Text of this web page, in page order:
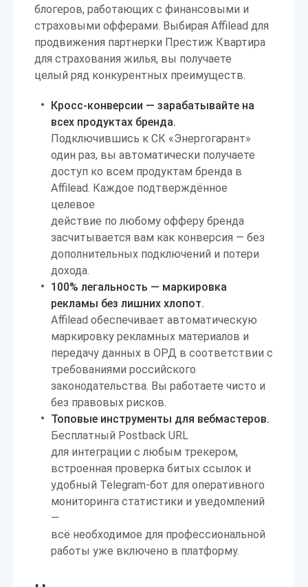
блогеров, работающих с финансовыми и
страховыми офферами. Выбирая Affilead для
продвижения партнерки Престиж Квартира
для страхования жилья, вы получаете
целый ряд конкурентных преимуществ.
Кросс-конверсии — зарабатывайте на
всех продуктах бренда.
Подключившись к СК «Энергогарант»
один раз, вы автоматически получаете
доступ ко всем продуктам бренда в
Affilead. Каждое подтверждённое
целевое
действие по любому офферу бренда
засчитывается вам как конверсия — без
дополнительных подключений и потери
дохода.
100% легальность — маркировка
рекламы без лишних хлопот.
Affilead обеспечивает автоматическую
маркировку рекламных материалов и
передачу данных в ОРД в соответствии с
требованиями российского
законодательства. Вы работаете чисто и
без правовых рисков.
Топовые инструменты для вебмастеров.
Бесплатный Postback URL
для интеграции с любым трекером,
встроенная проверка битых ссылок и
удобный Telegram-бот для оперативного
мониторинга статистики и уведомлений
—
всё необходимое для профессиональной
работы уже включено в платформу.